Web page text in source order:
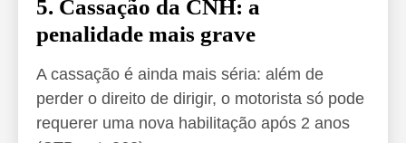
5. Cassação da CNH: a
penalidade mais grave
A cassação é ainda mais séria: além de
perder o direito de dirigir, o motorista só pode
requerer uma nova habilitação após 2 anos